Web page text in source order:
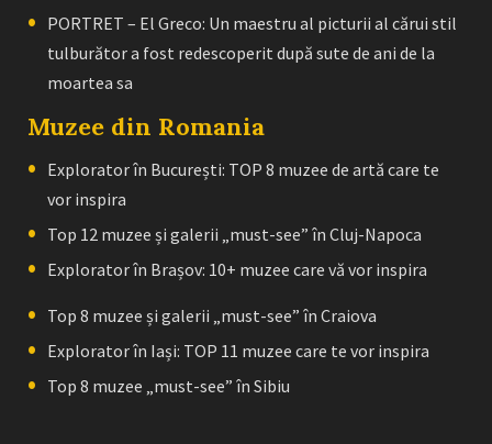
PORTRET – El Greco: Un maestru al picturii al cărui stil
tulburător a fost redescoperit după sute de ani de la
moartea sa
Muzee din Romania
Explorator în București: TOP 8 muzee de artă care te
vor inspira
Top 12 muzee și galerii „must-see” în Cluj-Napoca
Explorator în Brașov: 10+ muzee care vă vor inspira
Top 8 muzee și galerii „must-see” în Craiova
Explorator în Iași: TOP 11 muzee care te vor inspira
Top 8 muzee „must-see” în Sibiu